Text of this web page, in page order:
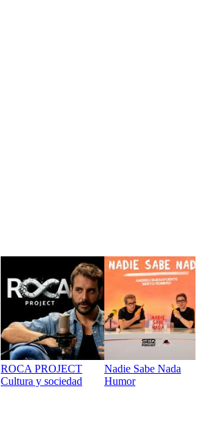
ROCA PROJECT
Cultura y sociedad
Nadie Sabe Nada
Humor